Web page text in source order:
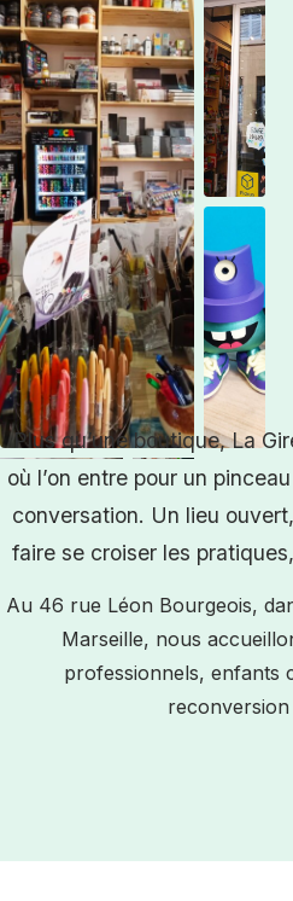
Plus qu’une boutique, La
où l’on entre pour un
conversation. Un lieu
faire se croiser les
Au 46 rue Léon Bourgeois,
Marseille, nous
professionnels, enfants